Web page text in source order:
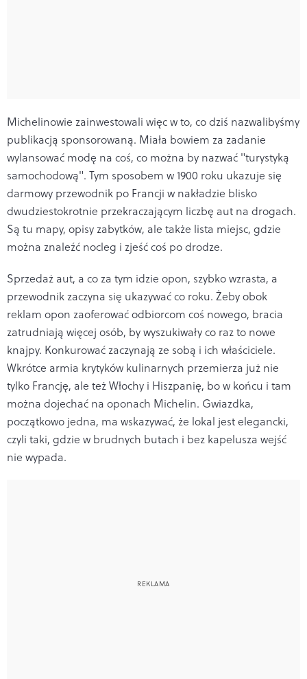
Michelinowie zainwestowali więc w to, co dziś nazwalibyśmy
publikacją sponsorowaną. Miała bowiem za zadanie
wylansować modę na coś, co można by nazwać "turystyką
samochodową". Tym sposobem w 1900 roku ukazuje się
darmowy przewodnik po Francji w nakładzie blisko
dwudziestokrotnie przekraczającym liczbę aut na drogach.
Są tu mapy, opisy zabytków, ale także lista miejsc, gdzie
można znaleźć nocleg i zjeść coś po drodze.
Sprzedaż aut, a co za tym idzie opon, szybko wzrasta, a
przewodnik zaczyna się ukazywać co roku. Żeby obok
reklam opon zaoferować odbiorcom coś nowego, bracia
zatrudniają więcej osób, by wyszukiwały co raz to nowe
knajpy. Konkurować zaczynają ze sobą i ich właściciele.
Wkrótce armia krytyków kulinarnych przemierza już nie
tylko Francję, ale też Włochy i Hiszpanię, bo w końcu i tam
można dojechać na oponach Michelin. Gwiazdka,
początkowo jedna, ma wskazywać, że lokal jest elegancki,
czyli taki, gdzie w brudnych butach i bez kapelusza wejść
nie wypada.